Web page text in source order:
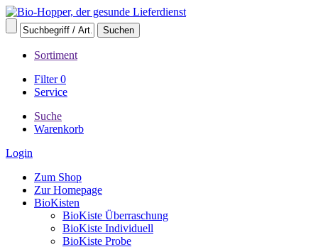
Sortiment
Filter0
Service
Suche
Warenkorb
Login
Zum Shop
Zur Homepage
BioKisten
BioKiste Überraschung
BioKiste Individuell
BioKiste Probe